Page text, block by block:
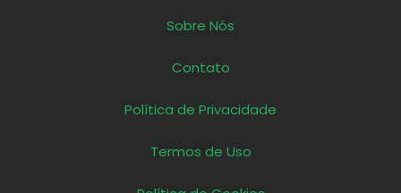
Sobre Nós
Contato
Política de Privacidade
Termos de Uso